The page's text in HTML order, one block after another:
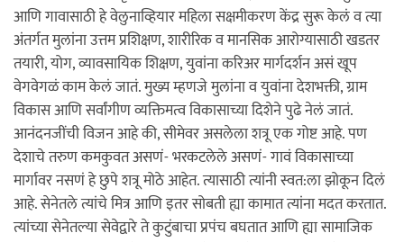
आणि गावासाठी हे वेलुनाव्हियार महिला सक्षमीकरण केंद्र सुरू केलं व त्या
अंतर्गत मुलांना उत्तम प्रशिक्षण, शारीरिक व मानसिक आरोग्यासाठी खडतर
तयारी, योग, व्यावसायिक शिक्षण, युवांना करिअर मार्गदर्शन असं खूप
वेगवेगळं काम केलं जातं. मुख्य म्हणजे मुलांना व युवांना देशभक्ती, ग्राम
विकास आणि सर्वांगीण व्यक्तिमत्व विकासाच्या दिशेने पुढे नेलं जातं.
आनंदनजींची विजन आहे की, सीमेवर असलेला शत्रू एक गोष्ट आहे. पण
देशाचे तरुण कमकुवत असणं- भरकटलेले असणं- गावं विकासाच्या
मार्गावर नसणं‌ हे छुपे शत्रू मोठे आहेत. त्यासाठी त्यांनी स्वत:ला झोकून दिलं
आहे. सेनेतले त्यांचे मित्र आणि इतर सोबती ह्या कामात त्यांना मदत करतात.
त्यांच्या सेनेतल्या सेवेद्वारे ते कुटुंबाचा प्रपंच बघतात आणि ह्या सामाजिक